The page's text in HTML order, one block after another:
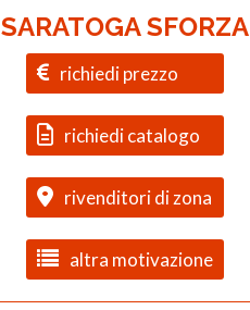
SARATOGA SFORZA
richiedi prezzo
richiedi catalogo
rivenditori di zona
altra motivazione